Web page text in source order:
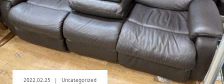
2022.02.25 Uncategorized